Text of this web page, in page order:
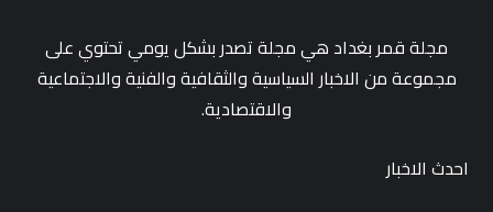
مجلة قمر بغداد هي مجلة تصدر بشكل يومي تحتوي على
مجموعة من الاخبار السياسية والثقافية والفنية والاجتماعية
والاقتصادية.
احدث الاخبار